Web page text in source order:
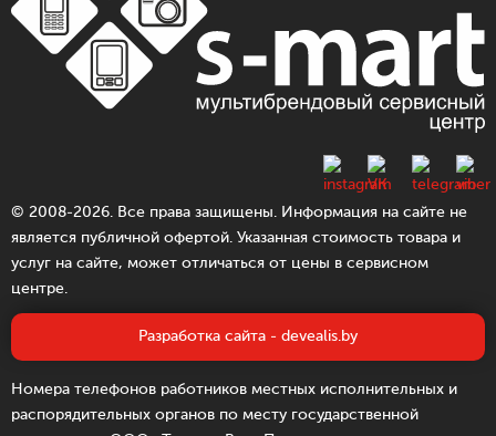
© 2008-2026. Все права защищены. Информация на сайте не
является публичной офертой. Указанная стоимость товара и
услуг на сайте, может отличаться от цены в сервисном
центре.
Разработка сайта - devealis.by
Номера телефонов работников местных исполнительных и
распорядительных органов по месту государственной